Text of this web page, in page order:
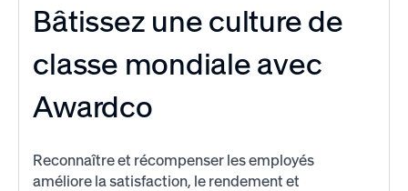
Bâtissez une culture de
classe mondiale avec
Awardco
Reconnaître et récompenser les employés
améliore la satisfaction, le rendement et